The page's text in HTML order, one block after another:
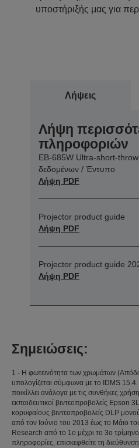
υποστήριξής μας για
Λήψεις
Λήψη
πληροφοριών
EB-685W Ultra-short-
δεδομένων / Έντυπο
Λήψη PDF
Projector product guide
Λήψη PDF
Projector product guide
Λήψη PDF
Σημειώσεις:
1 - Η φωτεινότητα των χρωμάτων
υπολογίζεται σύμφωνα με το IDMS
ποικίλλει ανάλογα με τις συνθήκες
εκπαιδευτικοί βιντεοπροβολείς Epson
κορυφαίους βιντεοπροβολείς DLP
από τον Ιούνιο του 2013 έως το Μάιο
Research από το 1ο μέχρι το 3ο
πληροφορίες, επισκεφθείτε τη